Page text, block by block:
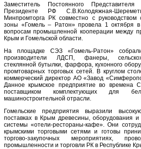
Заместитель Постоянного
Президенте РФ С.В.Колодяжная-
Минпромторга РК совместно с руководством
зоны «Гомель – Ратон» провела 1 октября
вопросам промышленной кооперации между
Крым и Гомельской области.
На площадке СЭЗ «Гомель-Ратон»
производители ЛДСП, фанеры,
стеклянной бутылки, фарфора, кухонного
промтоварных торговых сетей. В круглом
коммерческий директор АО «Завод
Данное крымское предприятие во времена
поставщиком комплектующих для
машиностроительной отрасли.
Гомельские предприятия выразили
поставках в Крым древесины, оборудования
системы «отели-рестораны-кафе». Они
крымскими торговыми сетями и готовы
торгово-закупочных мероприятиях,
промышленности и торговли РК в Республике